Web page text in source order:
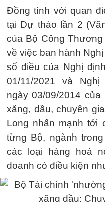
Đồng tình với quan
tại Dự thảo lần 2
của Bộ Công
về việc ban hành
số điều của Nghị
01/11/2021 và
ngày 03/09/2014
xăng, dầu, chuyên
Long nhấn mạnh tới
từng Bộ, ngành
các loại hàng hoá
doanh có điều kiện